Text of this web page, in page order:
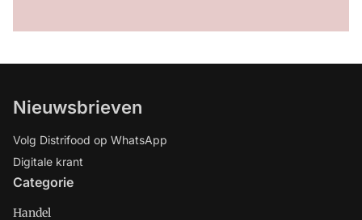
Nieuwsbrieven
Volg Distrifood op WhatsApp
Digitale krant
Categorie
Handel